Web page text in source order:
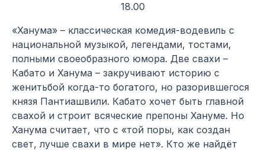
18.00
«Ханума» – классическая комедия-водевиль с
национальной музыкой, легендами, тостами,
полными своеобразного юмора. Две свахи –
Кабато и Ханума – закручивают историю с
женитьбой когда-то богатого, но разорившегося
князя Пантиашвили. Кабато хочет быть главной
свахой и строит всяческие препоны Хануме. Но
Ханума считает, что с «той поры, как создан
свет, лучше свахи в мире нет». Кто же найдёт